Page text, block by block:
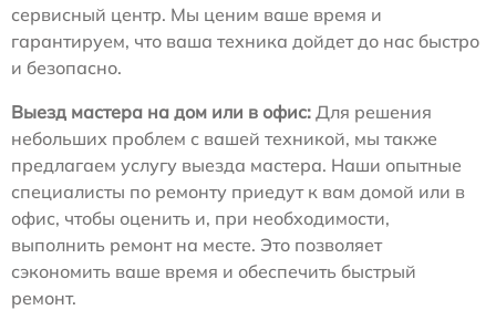
сервисный центр. Мы ценим ваше время и
гарантируем, что ваша техника дойдет до нас быстро
и безопасно.
Выезд мастера на дом или в офис: Для решения
небольших проблем с вашей техникой, мы также
предлагаем услугу выезда мастера. Наши опытные
специалисты по ремонту приедут к вам домой или в
офис, чтобы оценить и, при необходимости,
выполнить ремонт на месте. Это позволяет
сэкономить ваше время и обеспечить быстрый
ремонт.